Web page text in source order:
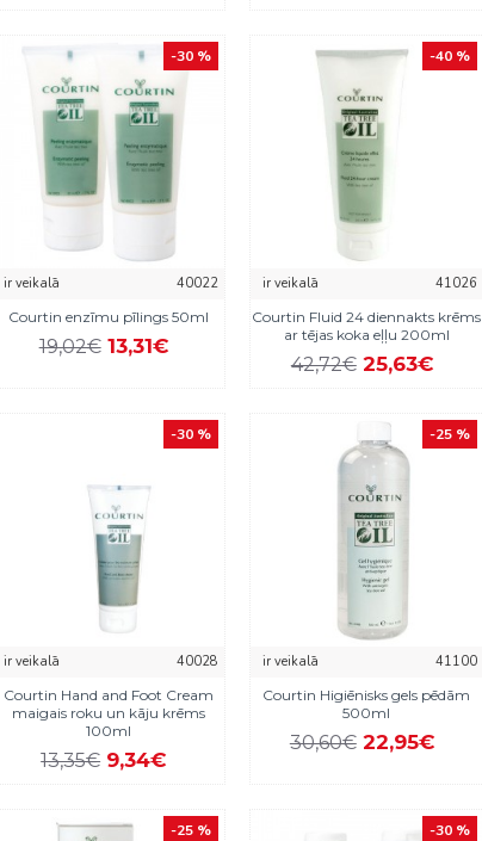
-30 %
ir veikalā
40022
Courtin enzīmu pīlings 50ml
19,02€ 13,31€
-40 %
ir veikalā
41026
Courtin Fluid 24 diennakts krēms
ar tējas koka eļļu 200ml
42,72€ 25,63€
-30 %
ir veikalā
40028
Courtin Hand and Foot Cream
maigais roku un kāju krēms
100ml
13,35€ 9,34€
-25 %
ir veikalā
41100
Courtin Higiēnisks gels pēdām
500ml
30,60€ 22,95€
-25 % -30 %